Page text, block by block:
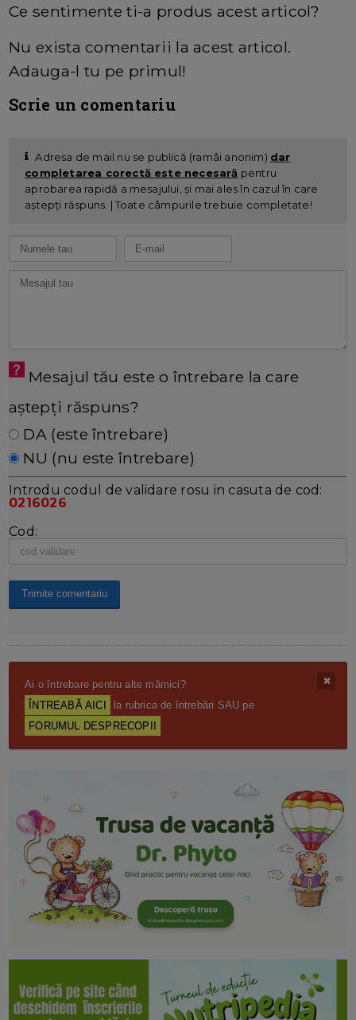
Ce sentimente ti-a produs acest articol?
Nu exista comentarii la acest articol.
Adauga-l tu pe primul!
Scrie un comentariu
Adresa de mail nu se publică (ramâi anonim) dar
completarea corectă este necesară pentru
aprobarea rapidă a mesajului, și mai ales în cazul în care
aștepți răspuns. | Toate câmpurile trebuie completate!
Mesajul tău este o întrebare la care
aștepți răspuns?
DA (este întrebare)
NU (nu este întrebare)
Introdu codul de validare rosu in casuta de cod:
0216026
Cod:
Ai o întrebare pentru alte mămici?
ÎNTREABĂ AICI
la rubrica de întrebări SAU pe
FORUMUL DESPRECOPII